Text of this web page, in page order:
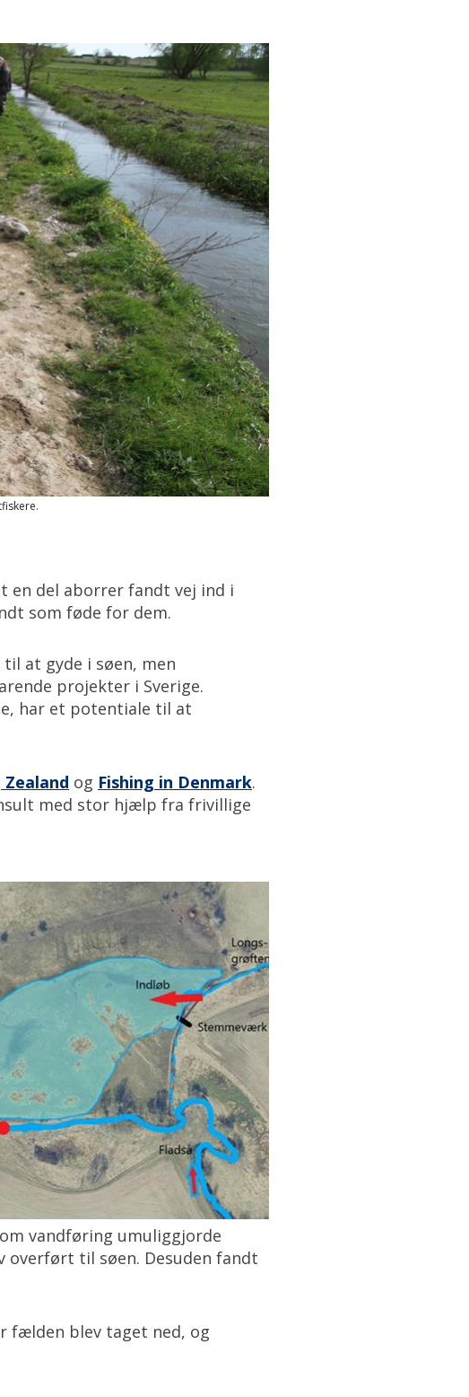
en del aborrer fandt vej ind i
som føde for dem.
at gyde i søen, men
projekter i Sverige.
har et potentiale til at
Zealand og Fishing in Denmark.
med stor hjælp fra frivillige
vandføring umuliggjorde
overført til søen. Desuden fandt
fælden blev taget ned, og